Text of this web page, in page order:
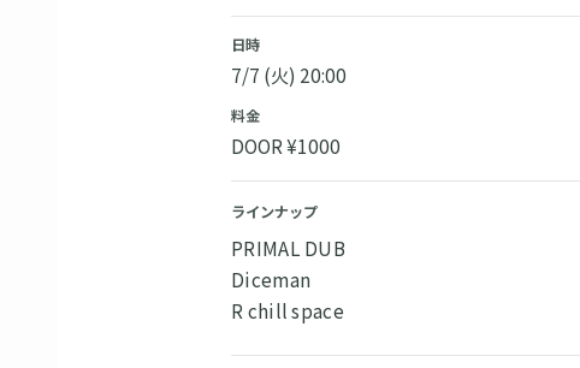
日時
7/7 (火) 20:00
料金
DOOR ¥1000
ラインナップ
PRIMAL DUB
Diceman
R chill space